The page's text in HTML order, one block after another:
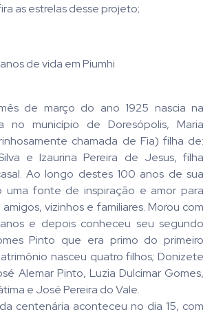
as estrelas desse projeto;
de vida em Piumhi
de março do ano 1925 nascia na
no município de Doresópolis, Maria
chamada de Fia) filha de:
e Izaurina Pereira de Jesus, filha
Ao longo destes 100 anos de sua
uma fonte de inspiração e amor para
vizinhos e familiares. Morou com
e depois conheceu seu segundo
Pinto que era primo do primeiro
nasceu quatro filhos; Donizete
Alemar Pinto, Luzia Dulcimar Gomes,
e José Pereira do Vale.
centenária aconteceu no dia 15, com